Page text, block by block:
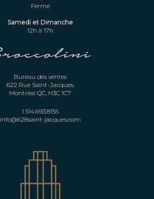
Bureau des ventes
622 Rue Saint-Jacques,
Montréal QC, H3C 1C7
1 514.693.8155
info@628saint-jacques.com
Fermé
Samedi et Dimanche
12h à 17h